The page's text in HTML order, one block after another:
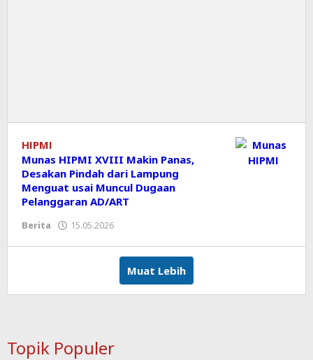
HIPMI
Munas HIPMI XVIII Makin Panas,
Desakan Pindah dari Lampung
Menguat usai Muncul Dugaan
Pelanggaran AD/ART
Berita 15.05.2026
Muat Lebih
Topik Populer